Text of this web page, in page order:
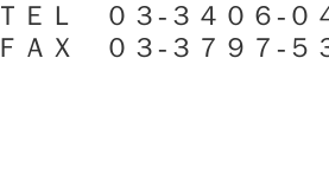
ＴＥＬ ０３-３４０６-０
ＦＡＸ ０３-３７９７-５